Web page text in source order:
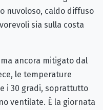
nuvoloso, caldo diffuso
sia sulla costa
ancora mitigato dal
le temperature
i 30 gradi, soprattutto
ventilate. È la giornata